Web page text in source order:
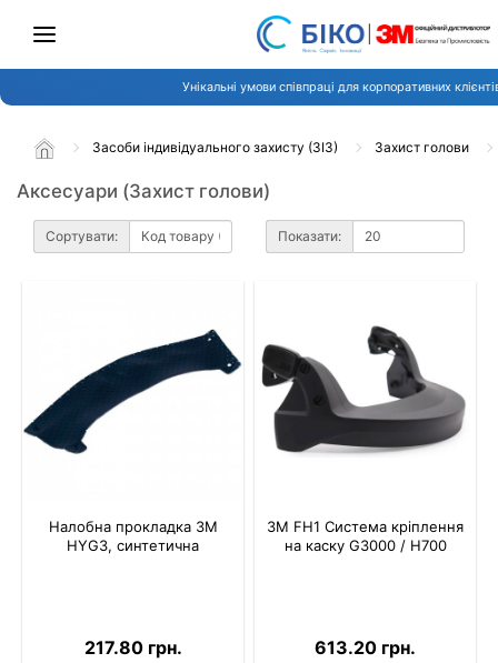
Унікальні умови співпраці для корпоративних
Засоби індивідуального захисту (ЗІЗ) Захист голови
Аксесуари (Захист голови)
Сортувати: Показати:
Налобна прокладка 3M
HYG3, синтетична
217.80 грн.
3M FH1 Система кріплення
на каску G3000 / H700
613.20 грн.